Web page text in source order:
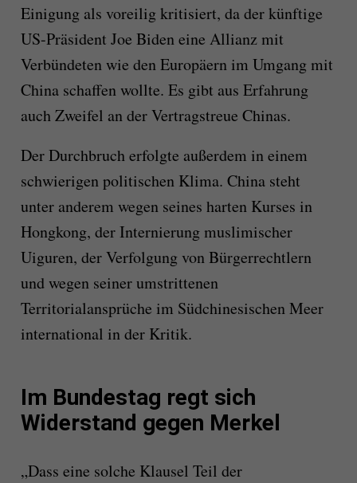
Einigung als voreilig kritisiert, da der künftige
US-Präsident Joe Biden eine Allianz mit
Verbündeten wie den Europäern im Umgang mit
China schaffen wollte. Es gibt aus Erfahrung
auch Zweifel an der Vertragstreue Chinas.
Der Durchbruch erfolgte außerdem in einem
schwierigen politischen Klima. China steht
unter anderem wegen seines harten Kurses in
Hongkong, der Internierung muslimischer
Uiguren, der Verfolgung von Bürgerrechtlern
und wegen seiner umstrittenen
Territorialansprüche im Südchinesischen Meer
international in der Kritik.
Im Bundestag regt sich
Widerstand gegen Merkel
„Dass eine solche Klausel Teil der